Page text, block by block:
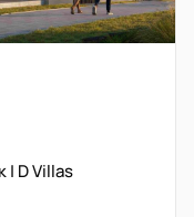
| D Villas